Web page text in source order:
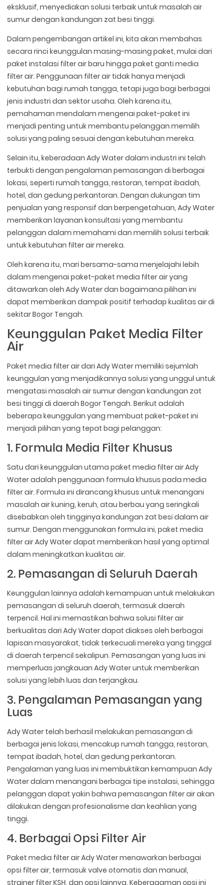
eksklusif, menyediakan solusi terbaik untuk masalah air
sumur dengan kandungan zat besi tinggi.
Dalam pengembangan artikel ini, kita akan membahas
secara rinci keunggulan masing-masing paket, mulai dari
paket instalasi filter air baru hingga paket ganti media
filter air. Penggunaan filter air tidak hanya menjadi
kebutuhan bagi rumah tangga, tetapi juga bagi berbagai
jenis industri dan sektor usaha. Oleh karena itu,
pemahaman mendalam mengenai paket-paket ini
menjadi penting untuk membantu pelanggan memilih
solusi yang paling sesuai dengan kebutuhan mereka.
Selain itu, keberadaan Ady Water dalam industri ini telah
terbukti dengan pengalaman pemasangan di berbagai
lokasi, seperti rumah tangga, restoran, tempat ibadah,
hotel, dan gedung perkantoran. Dengan dukungan tim
penjualan yang responsif dan berpengetahuan, Ady Water
memberikan layanan konsultasi yang membantu
pelanggan dalam memahami dan memilih solusi terbaik
untuk kebutuhan filter air mereka.
Oleh karena itu, mari bersama-sama menjelajahi lebih
dalam mengenai paket-paket media filter air yang
ditawarkan oleh Ady Water dan bagaimana pilihan ini
dapat memberikan dampak positif terhadap kualitas air di
sekitar Bogor Tengah.
Keunggulan Paket Media Filter
Air
Paket media filter air dari Ady Water memiliki sejumlah
keunggulan yang menjadikannya solusi yang unggul untuk
mengatasi masalah air sumur dengan kandungan zat
besi tinggi di daerah Bogor Tengah. Berikut adalah
beberapa keunggulan yang membuat paket-paket ini
menjadi pilihan yang tepat bagi pelanggan:
1. Formula Media Filter Khusus
Satu dari keunggulan utama paket media filter air Ady
Water adalah penggunaan formula khusus pada media
filter air. Formula ini dirancang khusus untuk menangani
masalah air kuning, keruh, atau berbau yang seringkali
disebabkan oleh tingginya kandungan zat besi dalam air
sumur. Dengan menggunakan formula ini, paket media
filter air Ady Water dapat memberikan hasil yang optimal
dalam meningkatkan kualitas air.
2. Pemasangan di Seluruh Daerah
Keunggulan lainnya adalah kemampuan untuk melakukan
pemasangan di seluruh daerah, termasuk daerah
terpencil. Hal ini memastikan bahwa solusi filter air
berkualitas dari Ady Water dapat diakses oleh berbagai
lapisan masyarakat, tidak terkecuali mereka yang tinggal
di daerah terpencil sekalipun. Pemasangan yang luas ini
memperluas jangkauan Ady Water untuk memberikan
solusi yang lebih luas dan terjangkau.
3. Pengalaman Pemasangan yang
Luas
Ady Water telah berhasil melakukan pemasangan di
berbagai jenis lokasi, mencakup rumah tangga, restoran,
tempat ibadah, hotel, dan gedung perkantoran.
Pengalaman yang luas ini membuktikan kemampuan Ady
Water dalam menangani berbagai tipe instalasi, sehingga
pelanggan dapat yakin bahwa pemasangan filter air akan
dilakukan dengan profesionalisme dan keahlian yang
tinggi.
4. Berbagai Opsi Filter Air
Paket media filter air Ady Water menawarkan berbagai
opsi filter air, termasuk valve otomatis dan manual,
strainer filter KSH, dan opsi lainnya. Keberagaman opsi ini